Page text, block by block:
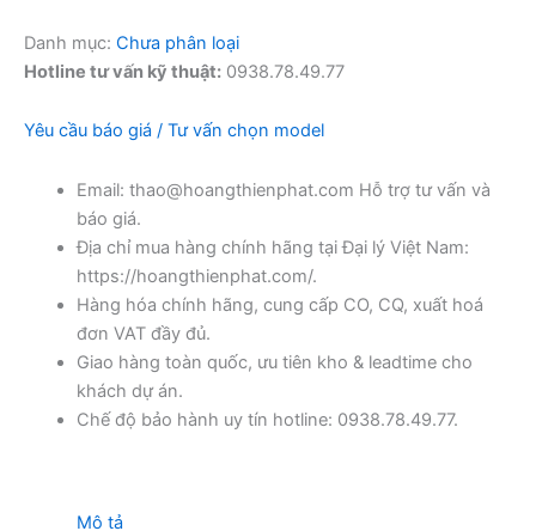
Danh mục: Chưa phân loại
Hotline tư vấn kỹ thuật: 0938.78.49.77
Yêu cầu báo giá / Tư vấn chọn model
Email: thao@hoangthienphat.com Hỗ trợ tư vấn và
báo giá.
Địa chỉ mua hàng chính hãng tại Đại lý Việt Nam:
https://hoangthienphat.com/.
Hàng hóa chính hãng, cung cấp CO, CQ, xuất hoá
đơn VAT đầy đủ.
Giao hàng toàn quốc, ưu tiên kho & leadtime cho
khách dự án.
Chế độ bảo hành uy tín hotline: 0938.78.49.77.
Mô tả